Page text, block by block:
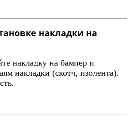
накладки на
накладку на бампер и
накладки (скотч, изолента).